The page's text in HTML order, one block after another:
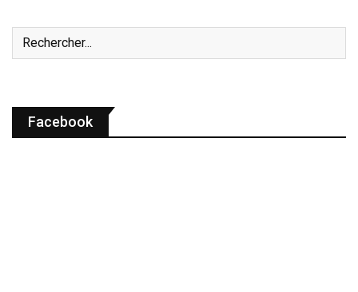
Facebook